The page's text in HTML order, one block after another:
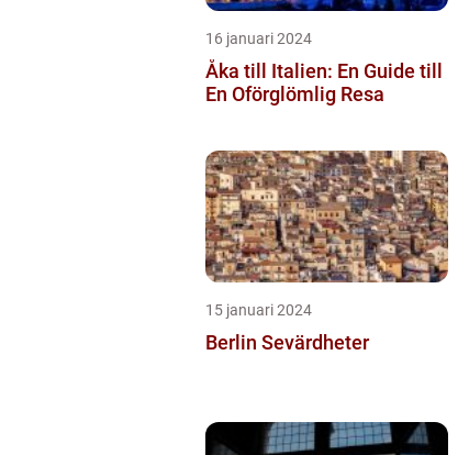
16 januari 2024
Åka till Italien: En Guide till
En Oförglömlig Resa
15 januari 2024
Berlin Sevärdheter